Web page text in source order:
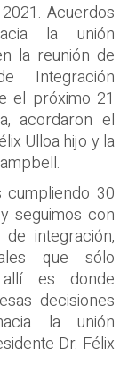
Acuerdos
la unión
la reunión de
Integración
el próximo 21
acordaron el
Ulloa hijo y la
cumpliendo 30
seguimos con
integración,
que sólo
es donde
decisiones
la unión
Dr. Félix